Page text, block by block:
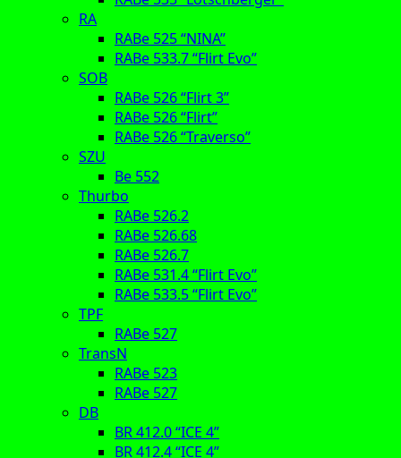
RA
RABe 525 “NINA”
RABe 533.7 “Flirt Evo”
SOB
RABe 526 “Flirt 3”
RABe 526 “Flirt”
RABe 526 “Traverso”
SZU
Be 552
Thurbo
RABe 526.2
RABe 526.68
RABe 526.7
RABe 531.4 “Flirt Evo”
RABe 533.5 “Flirt Evo”
TPF
RABe 527
TransN
RABe 523
RABe 527
DB
BR 412.0 “ICE 4”
BR 412.4 “ICE 4”